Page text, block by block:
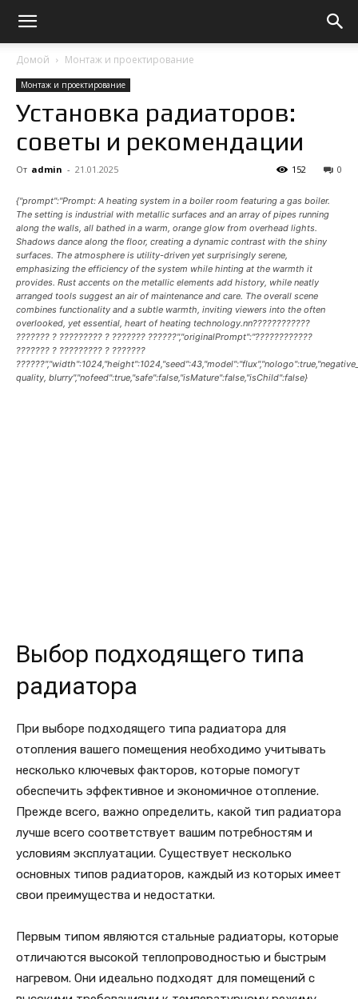
Домой Монтаж и проектирование
Монтаж и проектирование
Установка радиаторов:
советы и рекомендации
От admin - 21.01.2025 0
152
{"prompt":"Prompt: A heating system in a boiler room featuring a gas boiler.
The setting is industrial with metallic surfaces and an array of pipes running
along the walls, all bathed in a warm, orange glow from overhead lights.
Shadows dance along the floor, creating a dynamic contrast with the shiny
surfaces. The atmosphere is utility-driven yet surprisingly serene,
emphasizing the efficiency of the system while hinting at the warmth it
provides. Rust accents on the metallic elements add history, while neatly
arranged tools suggest an air of maintenance and care. The overall scene
combines functionality and a subtle warmth, inviting viewers into the often
overlooked, yet essential, heart of heating technology.nn????????????
??????? ? ????????? ? ??????? ??????","originalPrompt":"????????????
??????? ? ????????? ? ???????
quality, blurry","nofeed":true,"safe":false,"isMature":false,"isChild":false}
Выбор подходящего типа
радиатора
При выборе подходящего типа радиатора для
отопления вашего помещения необходимо учитывать
несколько ключевых факторов, которые помогут
обеспечить эффективное и экономичное отопление.
Прежде всего, важно определить, какой тип радиатора
лучше всего соответствует вашим потребностям и
условиям эксплуатации. Существует несколько
основных типов радиаторов, каждый из которых имеет
свои преимущества и недостатки.
Первым типом являются стальные радиаторы, которые
отличаются высокой теплопроводностью и быстрым
нагревом. Они идеально подходят для помещений с